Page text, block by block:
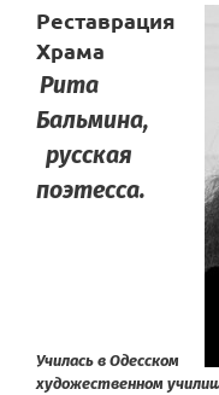
Реставрация
Храма
Рита
Бальмина,
русская
поэтесса.
Училась в Одесском
художественном